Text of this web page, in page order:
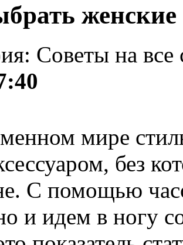
Советы на
мире
без
С помощью
и идем в ногу